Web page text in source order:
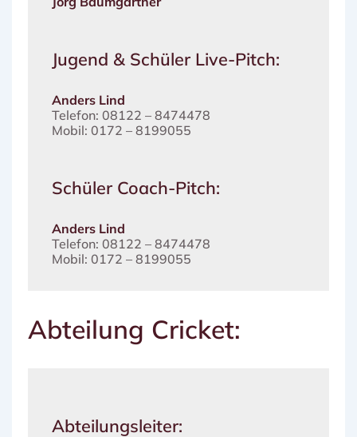
Jugend & Schüler Live-Pitch:
Anders Lind
Telefon: 08122 – 8474478
Mobil: 0172 – 8199055
Schüler Coach-Pitch:
Anders Lind
Telefon: 08122 – 8474478
Mobil: 0172 – 8199055
Abteilung Cricket:
Abteilungsleiter: